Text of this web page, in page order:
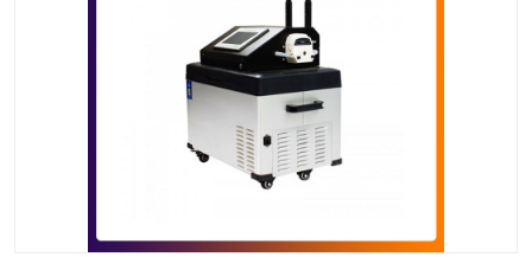
LB-8110降水降尘采样器
便携式水质采样器 LB-7035油气回收
便携式超声波明渠流量计 大气环境采样器
LB-62便携式烟气分析仪
烟尘烟气设备 大气采样器